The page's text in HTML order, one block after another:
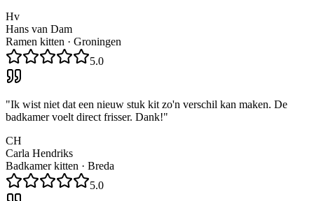
Hv
Hans van Dam
Ramen kitten · Groningen
5.0
"Ik wist niet dat een nieuw stuk kit zo'n verschil kan maken. De
badkamer voelt direct frisser. Dank!"
CH
Carla Hendriks
Badkamer kitten · Breda
5.0